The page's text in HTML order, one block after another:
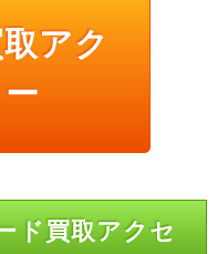
アク
ド買取アクセ